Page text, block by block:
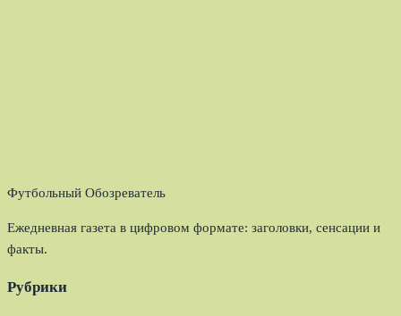
Футбольный Обозреватель
Ежедневная газета в цифровом формате: заголовки, сенсации и
факты.
Рубрики